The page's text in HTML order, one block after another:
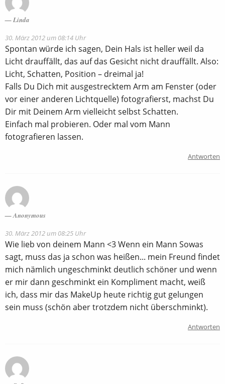
Linda
30. März 2012 um 08:14 Uhr
Spontan würde ich sagen, Dein Hals ist heller weil da
Licht drauffällt, das auf das Gesicht nicht drauffällt. Also:
Licht, Schatten, Position – dreimal ja!
Falls Du Dich mit ausgestrecktem Arm am Fenster (oder
vor einer anderen Lichtquelle) fotografierst, machst Du
Dir mit Deinem Arm vielleicht selbst Schatten.
Einfach mal probieren. Oder mal vom Mann
fotografieren lassen.
Antworten
Anonymous
30. März 2012 um 08:25 Uhr
Wie lieb von deinem Mann <3 Wenn ein Mann Sowas
sagt, muss das ja schon was heißen... mein Freund findet
mich nämlich ungeschminkt deutlich schöner und wenn
er mir dann geschminkt ein Kompliment macht, weiß
ich, dass mir das MakeUp heute richtig gut gelungen
sein muss (schön aber trotzdem nicht überschminkt).
Antworten